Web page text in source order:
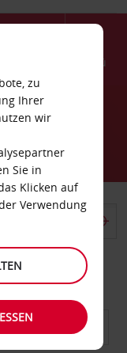
Menü
zu
Ihrer
wir
Sie in
Klicken auf
Verwendung